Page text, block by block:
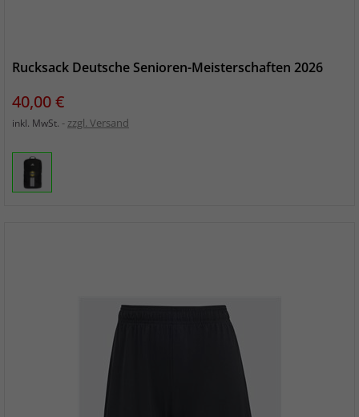
Rucksack Deutsche Senioren-Meisterschaften 2026
Preis
40,00 €
inkl. MwSt. zzgl. Versand